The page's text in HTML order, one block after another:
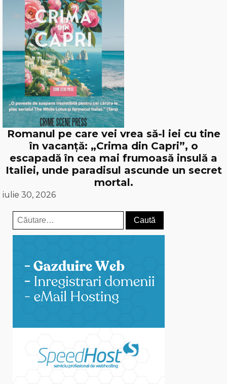
Romanul pe care vei vrea să-l iei cu tine
în vacanță: „Crima din Capri”, o
escapadă în cea mai frumoasă insulă a
Italiei, unde paradisul ascunde un secret
mortal.
iulie 30, 2026
Caută
după: